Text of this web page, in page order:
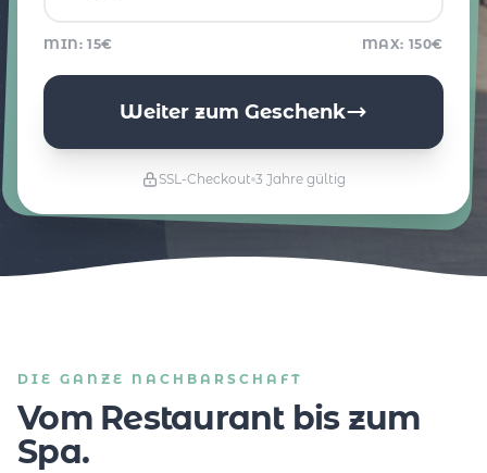
MIN: 15€ MAX: 150€
Weiter zum Geschenk
SSL-Checkout 3 Jahre gültig
DIE GANZE NACHBARSCHAFT
Vom Restaurant bis zum
Spa.